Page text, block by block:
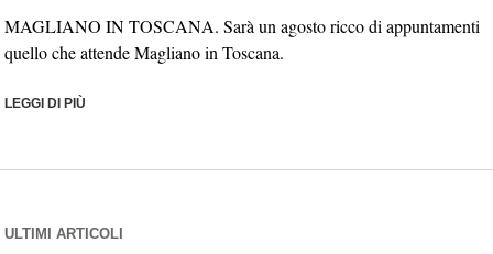
MAGLIANO IN TOSCANA. Sarà un agosto ricco di appuntamenti
quello che attende Magliano in Toscana.
LEGGI DI PIÙ
ULTIMI ARTICOLI